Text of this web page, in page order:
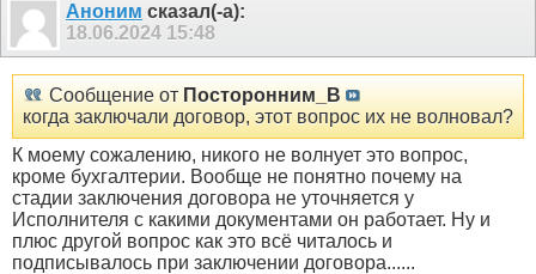
Аноним сказал(-а):
18.06.2024 15:48
Сообщение от Посторонним_В
когда заключали договор, этот вопрос их не волновал?
К моему сожалению, никого не волнует это вопрос,
кроме бухгалтерии. Вообще не понятно почему на
стадии заключения договора не уточняется у
Исполнителя с какими документами он работает. Ну и
плюс другой вопрос как это всё читалось и
подписывалось при заключении договора......